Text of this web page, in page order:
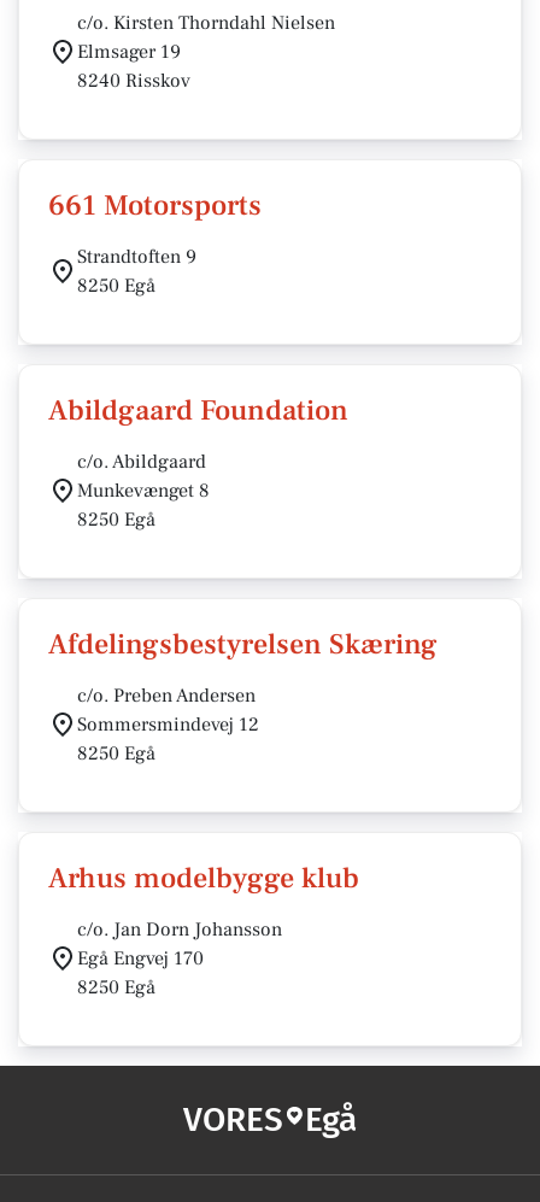
c/o. Kirsten Thorndahl Nielsen
Elmsager 19
8240 Risskov
661 Motorsports
Strandtoften 9
8250 Egå
Abildgaard Foundation
c/o. Abildgaard
Munkevænget 8
8250 Egå
Afdelingsbestyrelsen Skæring
c/o. Preben Andersen
Sommersmindevej 12
8250 Egå
Arhus modelbygge klub
c/o. Jan Dorn Johansson
Egå Engvej 170
8250 Egå
VORES Egå